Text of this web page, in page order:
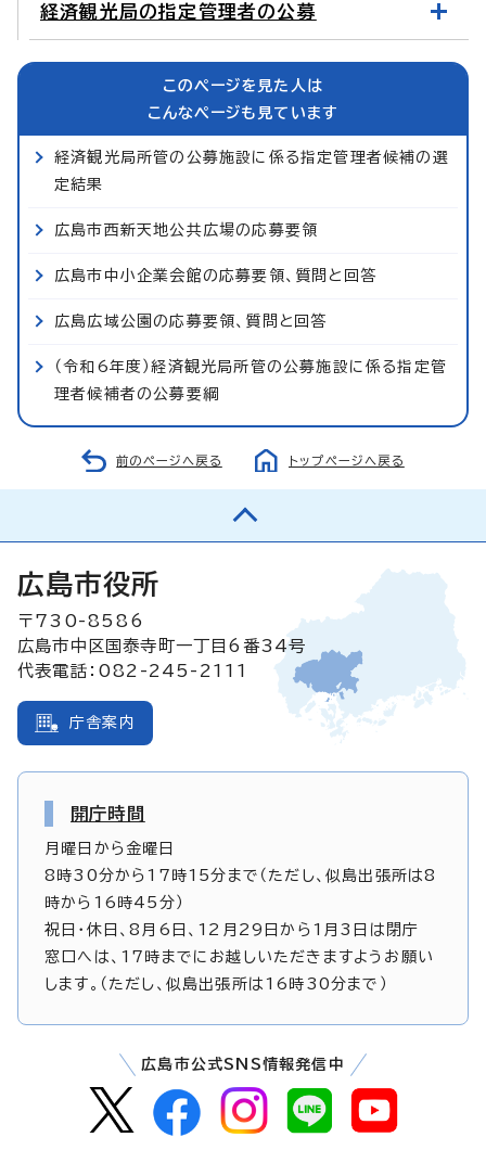
経済観光局の指定管理者の公募
このページを見た人は
こんなページも見ています
経済観光局所管の公募施設に係る指定管理者候補の選
定結果
広島市西新天地公共広場の応募要領
広島市中小企業会館の応募要領、質問と回答
広島広域公園の応募要領、質問と回答
（令和6年度）経済観光局所管の公募施設に係る指定管
理者候補者の公募要綱
前のページへ戻る トップページへ戻る
広島市役所
〒730-8586
広島市中区国泰寺町一丁目6番34号
代表電話：082-245-2111
庁舎案内
開庁時間
月曜日から金曜日
8時30分から17時15分まで（ただし、似島出張所は8
時から16時45分）
祝日・休日、8月6日、12月29日から1月3日は閉庁
窓口へは、17時までにお越しいただきますようお願い
します。（ただし、似島出張所は16時30分まで）
広島市公式SNS情報発信中